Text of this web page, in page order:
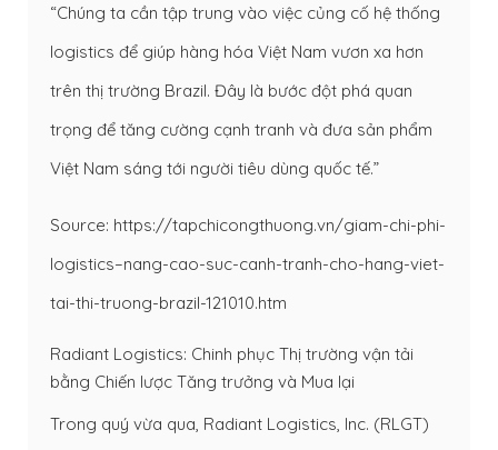
“Chúng ta cần tập trung vào việc củng cố hệ thống
logistics để giúp hàng hóa Việt Nam vươn xa hơn
trên thị trường Brazil. Đây là bước đột phá quan
trọng để tăng cường cạnh tranh và đưa sản phẩm
Việt Nam sáng tới người tiêu dùng quốc tế.”
Source: https://tapchicongthuong.vn/giam-chi-phi-
logistics–nang-cao-suc-canh-tranh-cho-hang-viet-
tai-thi-truong-brazil-121010.htm
Radiant Logistics: Chinh phục Thị trường vận tải
bằng Chiến lược Tăng trưởng và Mua lại
Trong quý vừa qua, Radiant Logistics, Inc. (RLGT)